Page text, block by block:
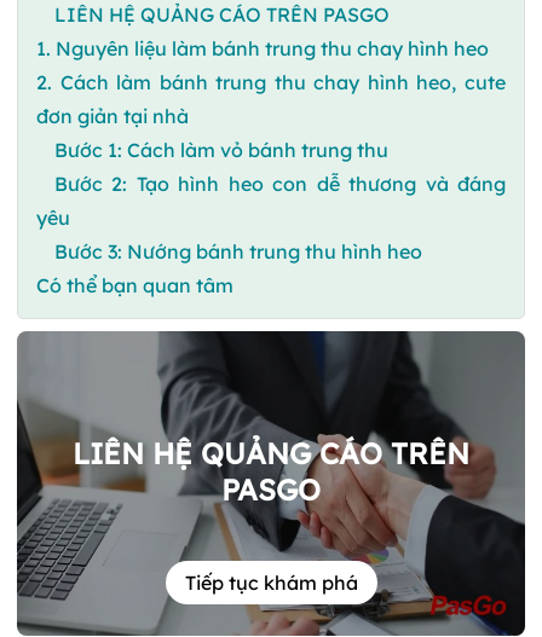
LIÊN HỆ QUẢNG CÁO TRÊN PASGO
1. Nguyên liệu làm bánh trung thu chay hình heo
2. Cách làm bánh trung thu chay hình heo, cute
đơn giản tại nhà
Bước 1: Cách làm vỏ bánh trung thu
Bước 2: Tạo hình heo con dễ thương và đáng
yêu
Bước 3: Nướng bánh trung thu hình heo
Có thể bạn quan tâm
LIÊN HỆ QUẢNG CÁO TRÊN
PASGO
Tiếp tục khám phá